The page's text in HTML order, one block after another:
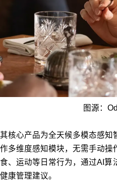
图源：
其核心产品为全天候多模态感知
作多维度感知模块，无需手动操
食、运动等日常行为，通过AI算
健康管理建议。